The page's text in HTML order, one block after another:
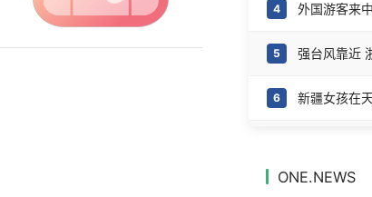
4
5
6
ONE.NEWS